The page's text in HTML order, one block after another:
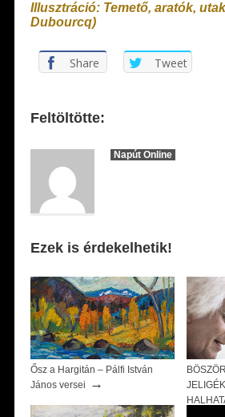
Illusztráció: Temető, aratók,
Dubourcq)
Share Tweet
Feltöltötte:
Napút Online
Ezek is érdekelhetik!
Ősz a Hargitán – Pálfi István
János versei
→